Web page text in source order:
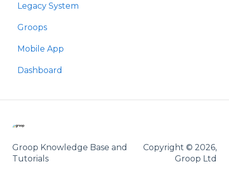
Legacy System
Groops
Mobile App
Dashboard
Groop Knowledge Base and
Tutorials
Copyright © 2026,
Groop Ltd